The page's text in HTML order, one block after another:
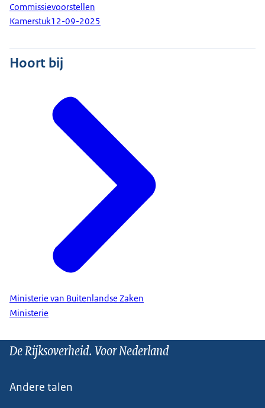
Commissievoorstellen
Kamerstuk12-09-2025
Hoort bij
Ministerie van Buitenlandse Zaken
Ministerie
De Rijksoverheid. Voor Nederland
Andere talen